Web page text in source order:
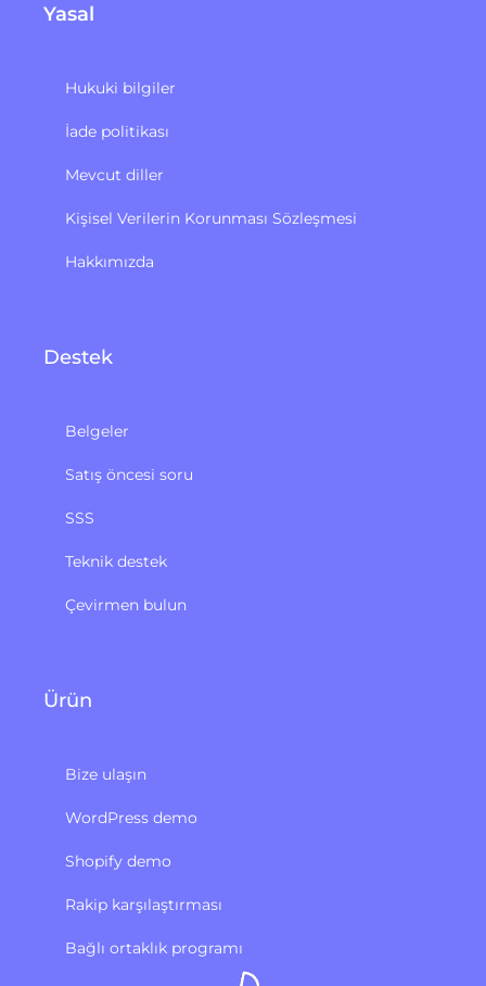
Yasal
Hukuki bilgiler
İade politikası
Mevcut diller
Kişisel Verilerin Korunması Sözleşmesi
Hakkımızda
Destek
Belgeler
Satış öncesi soru
SSS
Teknik destek
Çevirmen bulun
Ürün
Bize ulaşın
WordPress demo
Shopify demo
Rakip karşılaştırması
Bağlı ortaklık programı